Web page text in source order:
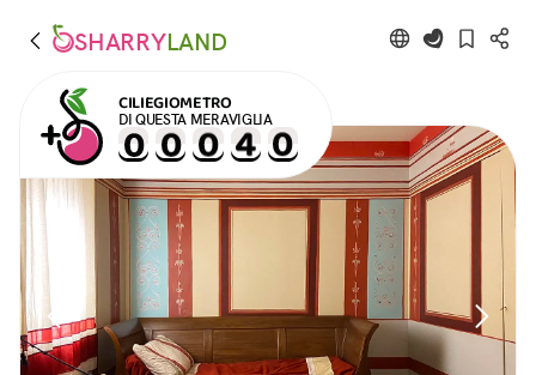
SHARRYLAND
CILIEGIOMETRO
DI QUESTA MERAVIGLIA